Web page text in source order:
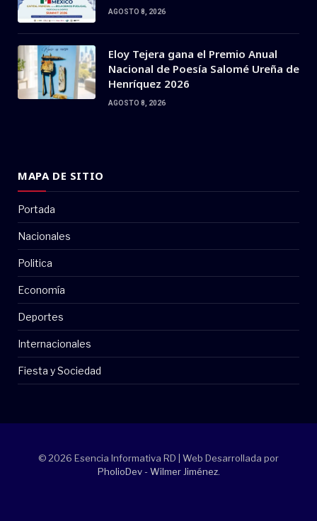
AGOSTO 8, 2026
Eloy Tejera gana el Premio Anual
Nacional de Poesía Salomé Ureña de
Henríquez 2026
AGOSTO 8, 2026
MAPA DE SITIO
Portada
Nacionales
Politica
Economía
Deportes
Internacionales
Fiesta y Sociedad
© 2026 Esencia Informativa RD | Web Desarrollada por
PholioDev - Wilmer Jiménez.